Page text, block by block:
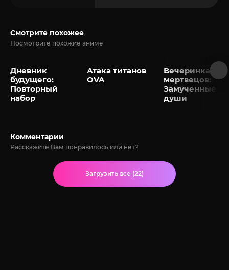
Смотрите похожее
Посмотрите похожие аниме
Дневник
будущего:
Повторный
набор
Атака титанов
OVA
Вечеринка
мертвецов:
Замученные
души
Комментарии
Расскажите Вам понравилось или нет?
Загрузить все (22)